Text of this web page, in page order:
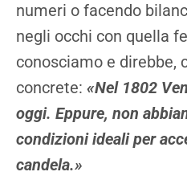
numeri o facendo
negli occhi con quella
conosciamo e direbbe,
concrete: «Nel 1802
oggi. Eppure, non
condizioni ideali per
candela.»